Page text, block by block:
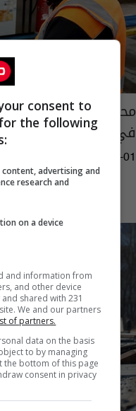
محطات الوقود تشارف
في فرنسا
07:48 | 2026-04-01
consent to
the following
advertising and
research and
on a device
and information from
and other device
shared with 231
We and our partners
of partners.
data on the basis
to by managing
the bottom of this page
consent in privacy